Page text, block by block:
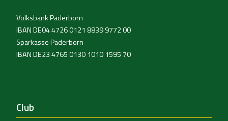
Volksbank Paderborn
IBAN DE04 4726 0121 8839 9772 00
Sparkasse Paderborn
IBAN DE23 4765 0130 1010 1595 70
Club